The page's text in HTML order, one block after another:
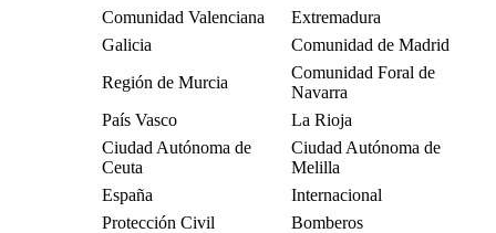
Comunidad Valenciana
Extremadura
Galicia
Comunidad de Madrid
Región de Murcia
Comunidad Foral de
Navarra
País Vasco
La Rioja
Ciudad Autónoma de
Ceuta
Ciudad Autónoma de
Melilla
España
Internacional
Protección Civil
Bomberos